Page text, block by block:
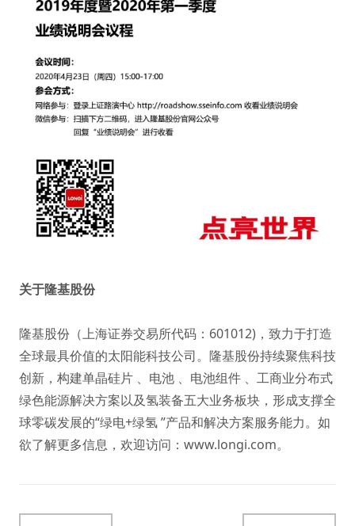
关于隆基股份
隆基股份（上海证券交易所代码：601012)，致力于打造
全球最具价值的太阳能科技公司。隆基股份持续聚焦科技
创新，构建单晶硅片 、电池 、电池组件 、工商业分布式
绿色能源解决方案以及氢装备五大业务板块，形成支撑全
球零碳发展的“绿电+绿氢 ”产品和解决方案服务能力。如
欲了解更多信息，欢迎访问： www.longi.com。